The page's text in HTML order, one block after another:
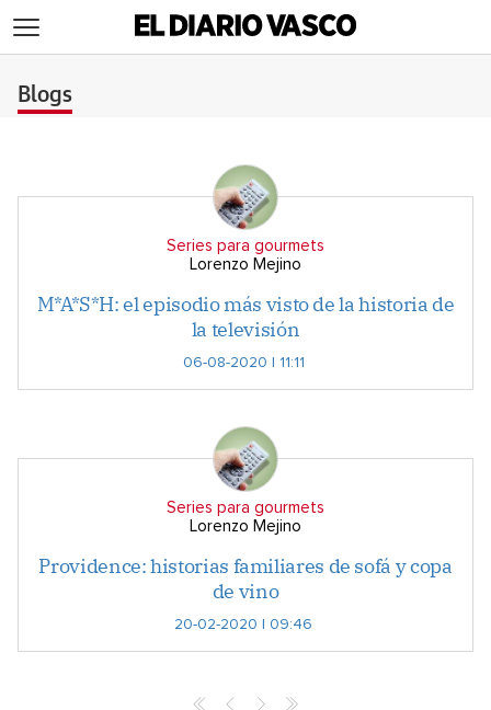
Blogs
Series para gourmets
Lorenzo Mejino
M*A*S*H: el episodio más visto de la historia de
la televisión
06-08-2020 | 11:11
Series para gourmets
Lorenzo Mejino
Providence: historias familiares de sofá y copa
de vino
20-02-2020 | 09:46